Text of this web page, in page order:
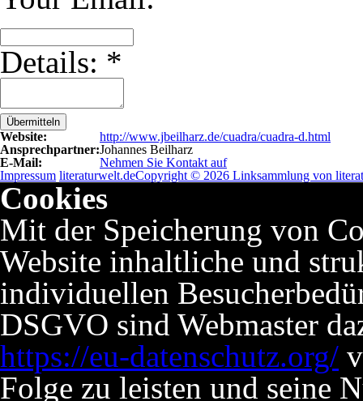
Details: *
Übermitteln
Website:
http://www.jbeilharz.de/cuadra/cuadra-d.html
Ansprechpartner:Johannes Beilharz
E-Mail:
Nehmen Sie Kontakt auf
Impressum literaturwelt.deCopyright © 2026 Linksammlung von
Cookies
Mit der Speicherung von
Website inhaltliche und
individuellen
DSGVO sind Webmaster
https://eu-datenschutz.org/
Folge zu leisten und seine